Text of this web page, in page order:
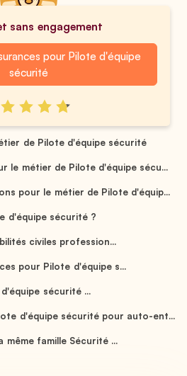
sans engagement
pour Pilote d'équipe
sécurité
de Pilote d'équipe sécurité
le métier de Pilote d'équipe sécu...
pour le métier de Pilote d'équip...
d'équipe sécurité ?
civiles profession...
pour Pilote d'équipe s...
sécurité ...
d'équipe sécurité pour auto-ent...
même famille Sécurité ...